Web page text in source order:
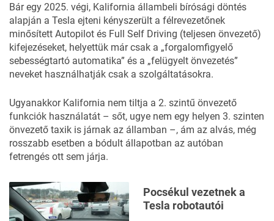
Bár egy 2025. végi, Kalifornia állambeli bírósági döntés
alapján a Tesla ejteni kényszerült a félrevezetőnek
minősített Autopilot és Full Self Driving (teljesen önvezető)
kifejezéseket, helyettük már csak a „forgalomfigyelő
sebességtartó automatika” és a „felügyelt önvezetés”
neveket használhatják csak a szolgáltatásokra.
Ugyanakkor Kalifornia nem tiltja a 2. szintű önvezető
funkciók használatát – sőt, ugye nem egy helyen 3. szinten
önvezető taxik is járnak az államban –, ám az alvás, még
rosszabb esetben a bódult állapotban az autóban
fetrengés ott sem járja.
Pocsékul vezetnek a
Tesla robotautói